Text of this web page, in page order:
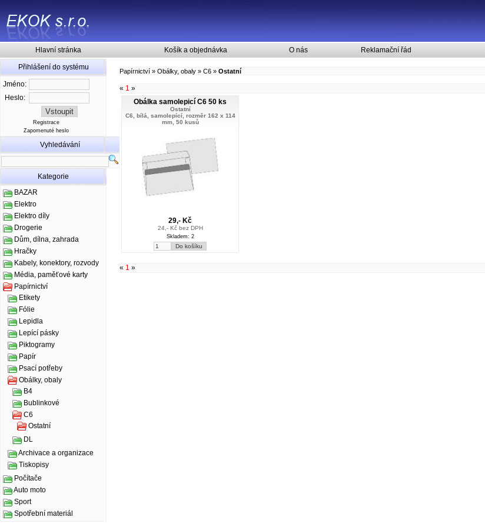
Hlavní stránka Košík a objednávka O nás Reklamační řád
Přihlášení do systému
Jméno:
Heslo:
Registrace
Zapomenuté heslo
Vyhledávání
Kategorie
BAZAR
Elektro
Elektro díly
Drogerie
Dům, dílna, zahrada
Hračky
Kabely, konektory, rozvody
Média, paměťové karty
Papírnictví
Etikety
Fólie
Lepidla
Lepící pásky
Piktogramy
Papír
Psací potřeby
Obálky, obaly
B4
Bublinkové
C6
Ostatní
DL
Archivace a organizace
Tiskopisy
Počítače
Auto moto
Sport
Spotřební materiál
Papírnictví » Obálky, obaly » C6 » Ostatní
« 1 »
Obálka samolepicí C6 50 ks
Ostatní
C6, bílá, samolepící, rozměr 162 x 114
mm, 50 kusů
29,- Kč
24,- Kč bez DPH
Skladem: 2
« 1 »